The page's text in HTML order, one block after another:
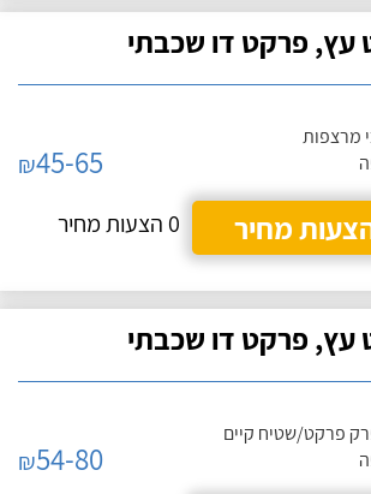
פרקט דו שכבתי
מרצפות
₪45-65
מחיר
0 הצעות מחיר
פרקט דו שכבתי
פרקט/שטיח קיים
₪54-80